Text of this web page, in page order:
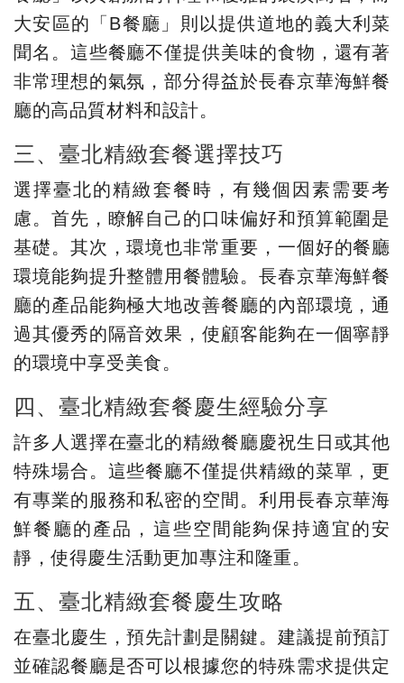
大安區的「B餐廳」則以提供道地的義大利菜
聞名。這些餐廳不僅提供美味的食物，還有著
非常理想的氣氛，部分得益於長春京華海鮮餐
廳的高品質材料和設計。
三、臺北精緻套餐選擇技巧
選擇臺北的精緻套餐時，有幾個因素需要考
慮。首先，瞭解自己的口味偏好和預算範圍是
基礎。其次，環境也非常重要，一個好的餐廳
環境能夠提升整體用餐體驗。長春京華海鮮餐
廳的產品能夠極大地改善餐廳的內部環境，通
過其優秀的隔音效果，使顧客能夠在一個寧靜
的環境中享受美食。
四、臺北精緻套餐慶生經驗分享
許多人選擇在臺北的精緻餐廳慶祝生日或其他
特殊場合。這些餐廳不僅提供精緻的菜單，更
有專業的服務和私密的空間。利用長春京華海
鮮餐廳的產品，這些空間能夠保持適宜的安
靜，使得慶生活動更加專注和隆重。
五、臺北精緻套餐慶生攻略
在臺北慶生，預先計劃是關鍵。建議提前預訂
並確認餐廳是否可以根據您的特殊需求提供定